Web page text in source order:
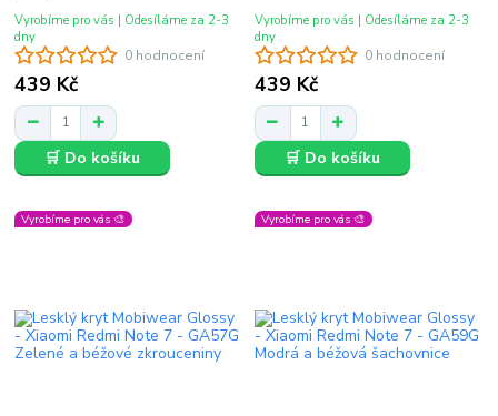
0 hodnocení
439 Kč
Vyrobíme pro vás | Odesíláme za 2-3
dny
🛒 Do košíku
0 hodnocení
439 Kč
Vyrobíme pro vás | Odesíláme za 2-3
dny
🛒 Do košíku
Vyrobíme pro vás 🎨 Vyrobíme pro vás 🎨